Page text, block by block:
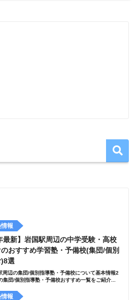
報
最新】岩国駅周辺の中学受験・高校
おすすめ学習塾・予備校(集団/個別
選
周辺の集団/個別指導塾・予備校について基本情報2
集団/個別指導塾・予備校おすすめ一覧をご紹介...
報